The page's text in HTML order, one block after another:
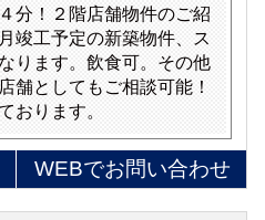
分！２階店舗物件のご紹
竣工予定の新築物件、ス
ります。飲食可。その他
舗としてもご相談可能！
おります。
WEBでお問い合わせ